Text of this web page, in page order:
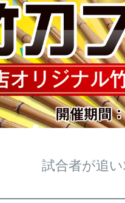
試合者が追